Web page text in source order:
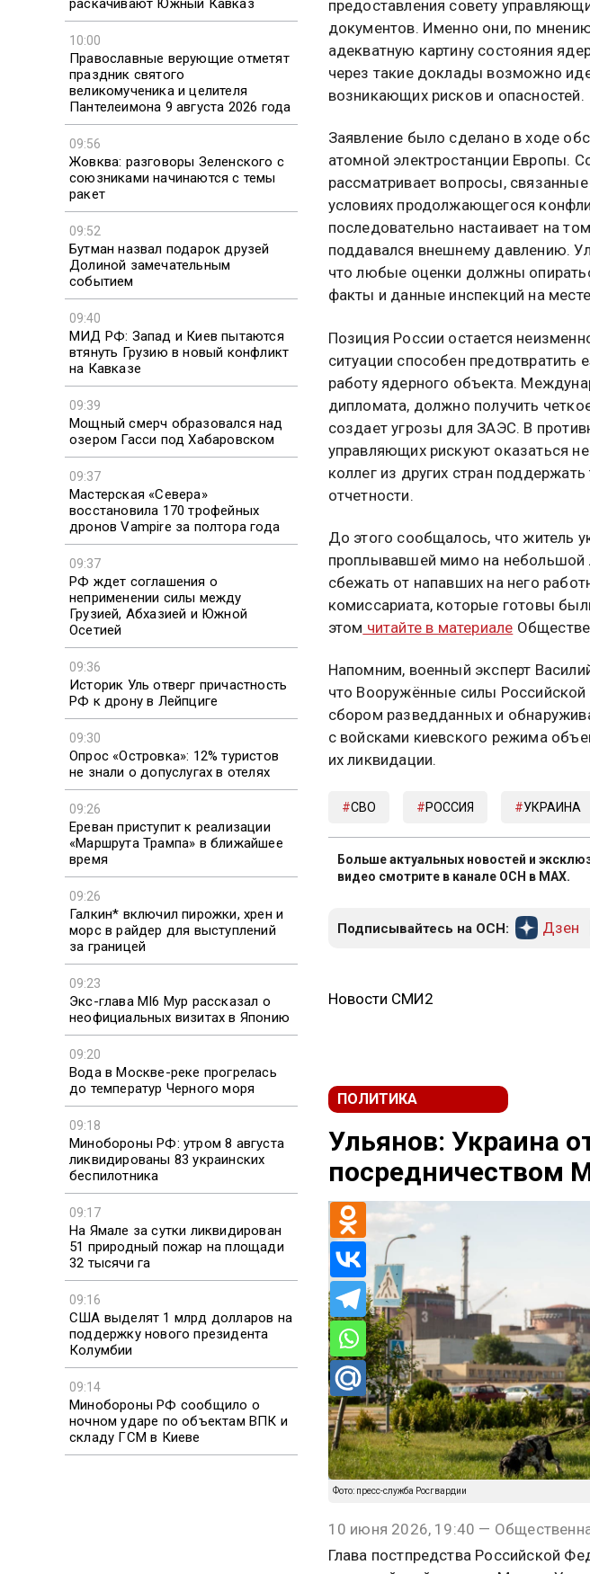
10:00
Православные верующие отметят
праздник святого
великомученика и целителя
Пантелеимона 9 августа 2026 года
09:56
Жовква: разговоры Зеленского с
союзниками начинаются с темы
ракет
09:52
Бутман назвал подарок друзей
Долиной замечательным
событием
09:40
МИД РФ: Запад и Киев пытаются
втянуть Грузию в новый конфликт
на Кавказе
09:39
Мощный смерч образовался над
озером Гасси под Хабаровском
09:37
Мастерская «Севера»
восстановила 170 трофейных
дронов Vampire за полтора года
09:37
РФ ждет соглашения о
неприменении силы между
Грузией, Абхазией и Южной
Осетией
09:36
Историк Уль отверг причастность
РФ к дрону в Лейпциге
09:30
Опрос «Островка»: 12% туристов
не знали о допуслугах в отелях
09:26
Ереван приступит к реализации
«Маршрута Трампа» в ближайшее
время
09:26
Галкин* включил пирожки, хрен и
морс в райдер для выступлений
за границей
09:23
Экс-глава MI6 Мур рассказал о
неофициальных визитах в Японию
09:20
Вода в Москве-реке прогрелась
до температур Черного моря
09:18
Минобороны РФ: утром 8 августа
ликвидированы 83 украинских
беспилотника
09:17
На Ямале за сутки ликвидирован
51 природный пожар на площади
32 тысячи га
09:16
США выделят 1 млрд долларов на
поддержку нового президента
Колумбии
09:14
Минобороны РФ сообщило о
ночном ударе по объектам ВПК и
складу ГСМ в Киеве
предоставления совету
документов. Именно они, по
адекватную картину состояния
через такие доклады возможно
возникающих рисков и опасностей.
Заявление было сделано в ходе
атомной электростанции Европы.
рассматривает вопросы,
условиях продолжающегося
последовательно настаивает на
поддавался внешнему давлению.
что любые оценки должны
факты и данные инспекций на
Позиция России остается
ситуации способен
работу ядерного объекта.
дипломата, должно получить
создает угрозы для ЗАЭС. В
управляющих рискуют оказаться
коллег из других стран
отчетности.
До этого сообщалось, что житель
проплывавшей мимо на небольшой
сбежать от напавших на него
комиссариата, которые готовы
этом читайте в материале
Напомним, военный эксперт
что Вооружённые силы
сбором разведданных и
с войсками киевского режима
их ликвидации.
СВО РОССИЯ УКРАИНА
Больше актуальных новостей и
видео смотрите в канале ОСН в MAX.
Подписывайтесь на ОСН: Дзен
Новости СМИ2
ПОЛИТИКА
Ульянов: Украина
посредничеством
Фото: пресс-служба Росгвардии
10 июня 2026, 19:40 —
Глава постпредства Российской